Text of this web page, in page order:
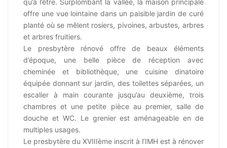
qu’à l’être. Surplombant la vallée, la maison principale
offre une vue lointaine dans un paisible jardin de curé
planté où se mêlent rosiers, pivoines, arbustes, arbres
et arbres fruitiers.
Le presbytère rénové offre de beaux éléments
d’époque, une belle pièce de réception avec
cheminée et bibliothèque, une cuisine dinatoire
équipée donnant sur jardin, des toilettes séparées, un
escalier à main courante jusqu’au deuxième, trois
chambres et une petite pièce au premier, salle de
douche et WC. Le grenier est aménageable en de
multiples usages.
Le presbytère du XVIIIème inscrit à l’IMH est à rénover